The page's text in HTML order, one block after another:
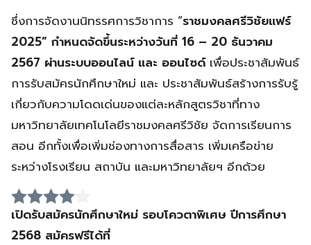
ซึ่งการจัดงานนิทรรศการวิชาการ “ราชมงคลศรีวิชัยแฟร์
2025” กำหนดจัดขึ้นระหว่างวันที่ 16 – 20 ธันวาคม
2567 ผ่านระบบออนไลน์ และ ออนไซด์เพื่อประชาสัมพันธ์
การรับสมัครนักศึกษาใหม่ และ ประชาสัมพันธ์สร้างการรับรู้
เกี่ยวกับความโดดเด่นของแต่ละหลักสูตรวิชาที่ทาง
มหาวิทยาลัยเทคโนโลยีราชมงคลศรีวิชัย จัดการเรียนการ
สอน อีกทั้งเพื่อเพิ่มช่องทางการสื่อสาร เพิ่มเครือข่าย
ระหว่างโรงเรียน สถาบัน และมหาวิทยาลัยฯ อีกด้วย
เปิดรับสมัครนักศึกษาใหม่ รอบโควตาพิเศษ ปีการศึกษา
2568 สมัครฟรีได้ที่